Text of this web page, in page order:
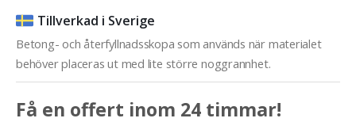
Tillverkad i Sverige
Betong- och återfyllnadsskopa som används när materialet
behöver placeras ut med lite större noggrannhet.
Få en offert inom 24 timmar!